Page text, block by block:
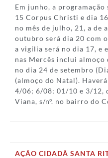
Em junho, a programação
15 Corpus Christi e dia
no mês de julho, 21, a de
outubro será dia 20 com
a vigília será no dia 17, e
nas Mercês inclui almoço
no dia 24 de setembro
(almoço do Natal).
4/06; 6/08; 01/10 e 3/12,
Viana, s/nº. no bairro do
AÇÃO CIDADÃ SANTA